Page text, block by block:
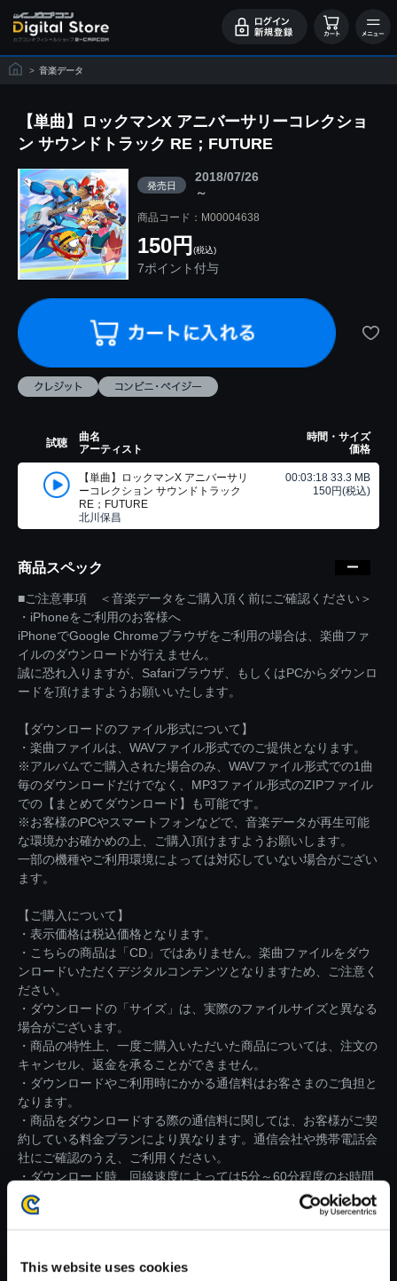
This website uses cookies
> 音楽データ
【単曲】ロックマンX アニバーサリーコレクショ
ン サウンドトラック RE；FUTURE
発売日
2018/07/26
～
商品コード：M00004638
150円 (税込)
7ポイント付与
試聴
曲名
アーティスト
時間・サイズ
価格
【単曲】ロックマンX アニバーサリ
ーコレクション サウンドトラック
RE；FUTURE
北川保昌
00:03:18 33.3 MB
150円(税込)
商品スペック
■ご注意事項 ＜音楽データをご購入頂く前にご確認ください＞
・iPhoneをご利用のお客様へ
iPhoneでGoogle Chromeブラウザをご利用の場合は、楽曲ファ
イルのダウンロードが行えません。
誠に恐れ入りますが、Safariブラウザ、もしくはPCからダウンロ
ードを頂けますようお願いいたします。
【ダウンロードのファイル形式について】
・楽曲ファイルは、WAVファイル形式でのご提供となります。
※アルバムでご購入された場合のみ、WAVファイル形式での1曲
毎のダウンロードだけでなく、MP3ファイル形式のZIPファイル
での【まとめてダウンロード】も可能です。
※お客様のPCやスマートフォンなどで、音楽データが再生可能
な環境かお確かめの上、ご購入頂けますようお願いします。
一部の機種やご利用環境によっては対応していない場合がござい
ます。
【ご購入について】
・表示価格は税込価格となります。
・こちらの商品は「CD」ではありません。楽曲ファイルをダウ
ンロードいただくデジタルコンテンツとなりますため、ご注意く
ださい。
・ダウンロードの「サイズ」は、実際のファイルサイズと異なる
場合がございます。
・商品の特性上、一度ご購入いただいた商品については、注文の
キャンセル、返金を承ることができません。
・ダウンロードやご利用時にかかる通信料はお客さまのご負担と
なります。
・商品をダウンロードする際の通信料に関しては、お客様がご契
約している料金プランにより異なります。通信会社や携帯電話会
社にご確認のうえ、ご利用ください。
・ダウンロード時、回線速度によっては5分～60分程度のお時間
がかかる場合がございます。
※ご購入いただいたファイルのダウンロードの際には、通信環境
が安定しているWifi環境でお試しください。